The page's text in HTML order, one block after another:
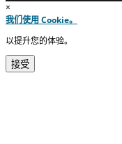
×
我们使用 Cookie。
以提升您的体验。
接受